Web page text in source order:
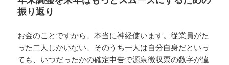
振り返り
お金のことですから、本当に神経使います。従業員がた
った二人しかいない、そのうち一人は自分自身だといっ
ても、いつだったかの確定申告で源泉徴収票の数字が違